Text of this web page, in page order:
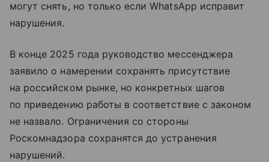
могут снять, но только если WhatsApp исправит
нарушения.
В конце 2025 года руководство мессенджера
заявило о намерении сохранять присутствие
на российском рынке, но конкретных шагов
по приведению работы в соответствие с законом
не назвало. Ограничения со стороны
Роскомнадзора сохранятся до устранения
нарушений.